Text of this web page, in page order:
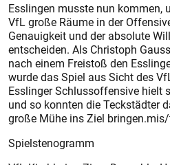
Esslingen musste nun kommen,
VfL große Räume in der
Genauigkeit und der absolute
entscheiden. Als Christoph
nach einem Freistoß den
wurde das Spiel aus Sicht des
Esslinger Schlussoffensive hielt
und so konnten die Teckstädter
große Mühe ins Ziel
Spielstenogramm